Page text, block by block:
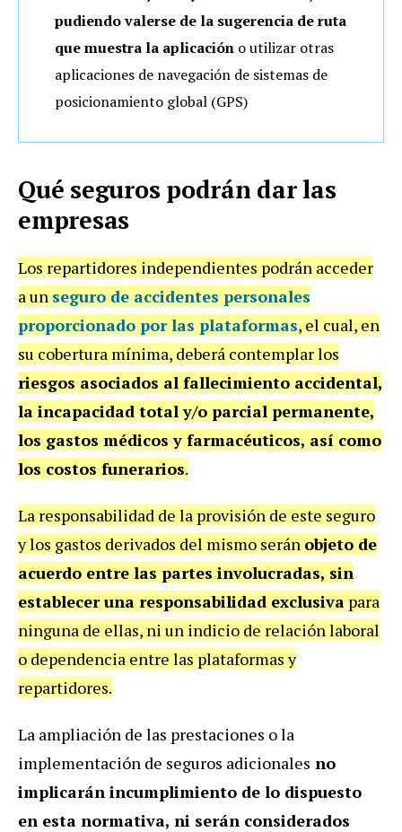
pudiendo valerse de la sugerencia de ruta
que muestra la aplicación o utilizar otras
aplicaciones de navegación de sistemas de
posicionamiento global (GPS)
Qué seguros podrán dar las
empresas
Los repartidores independientes podrán acceder
a un seguro de accidentes personales
proporcionado por las plataformas, el cual, en
su cobertura mínima, deberá contemplar los
riesgos asociados al fallecimiento accidental,
la incapacidad total y/o parcial permanente,
los gastos médicos y farmacéuticos, así como
los costos funerarios.
La responsabilidad de la provisión de este seguro
y los gastos derivados del mismo serán objeto de
acuerdo entre las partes involucradas, sin
establecer una responsabilidad exclusiva para
ninguna de ellas, ni un indicio de relación laboral
o dependencia entre las plataformas y
repartidores.
La ampliación de las prestaciones o la
implementación de seguros adicionales no
implicarán incumplimiento de lo dispuesto
en esta normativa, ni serán considerados